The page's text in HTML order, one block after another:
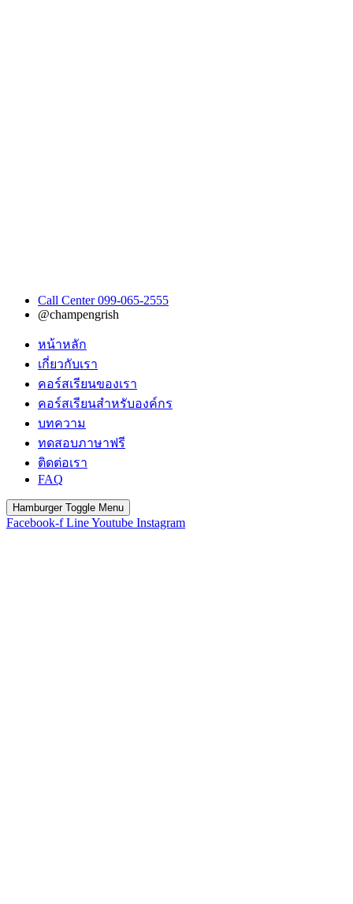
Call Center 099-065-2555
@champengrish
หน้าหลัก
เกี่ยวกับเรา
คอร์สเรียนของเรา
คอร์สเรียนสำหรับองค์กร
บทความ
ทดสอบภาษาฟรี
ติดต่อเรา
FAQ
Hamburger Toggle Menu
Facebook-f LineYoutube Instagram